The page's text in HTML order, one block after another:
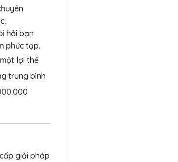
hỏi bạn
phức tạp.
lợi thế
trung bình
giải pháp